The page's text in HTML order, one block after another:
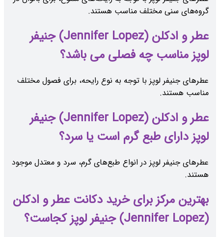
گروه‌های سنی مختلف مناسب هستند.
عطر و ادکلن (Jennifer Lopez) جنیفر
لوپز مناسب چه فصلی می باشد؟
عطرهای جنیفر لوپز با توجه به نوع رایحه، برای فصول مختلف
مناسب هستند.
عطر و ادکلن (Jennifer Lopez) جنیفر
لوپز دارای طبع گرم است یا سرد؟
عطرهای جنیفر لوپز در انواع طبع‌های گرم، سرد و معتدل موجود
هستند.
بهترین مرکز برای خرید دکانت عطر و ادکلن
(Jennifer Lopez) جنیفر لوپز کجاست؟